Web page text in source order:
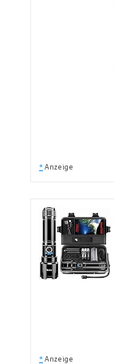
* Anzeige
* Anzeige